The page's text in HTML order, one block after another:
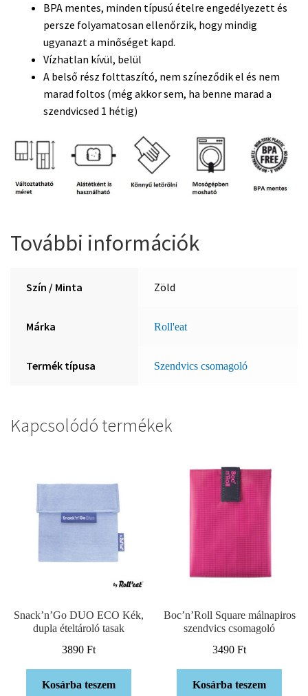
BPA mentes, minden típusú ételre engedélyezett és
persze folyamatosan ellenőrzik, hogy mindig
ugyanazt a minőséget kapd.
Vízhatlan kívül, belül
A belső rész folttaszító, nem színeződik el és nem
marad foltos (még akkor sem, ha benne marad a
szendvicsed 1 hétig)
További információk
Szín / Minta Zöld
Márka Roll'eat
Termék típusa Szendvics csomagoló
Kapcsolódó termékek
Snack’n’Go DUO ECO Kék,
dupla ételtároló tasak
3890 Ft
Kosárba teszem
Boc’n’Roll Square málnapiros
szendvics csomagoló
3490 Ft
Kosárba teszem